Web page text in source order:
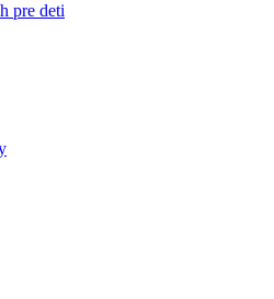
pre deti